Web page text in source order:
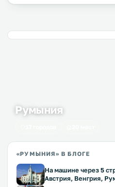
Румыния
«РУМЫНИЯ» В БЛОГЕ
На машине через 5
Австрия, Венгрия,